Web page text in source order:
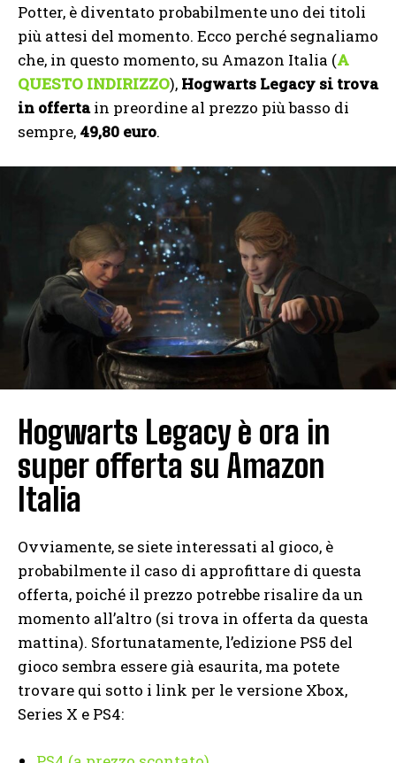
Potter, è diventato probabilmente uno dei titoli
più attesi del momento. Ecco perché segnaliamo
che, in questo momento, su Amazon Italia (A
QUESTO INDIRIZZO), Hogwarts Legacy si trova
in offertain preordine al prezzo più basso di
sempre, 49,80 euro.
Hogwarts Legacy è ora in
super offerta su Amazon
Italia
Ovviamente, se siete interessati al gioco, è
probabilmente il caso di approfittare di questa
offerta, poiché il prezzo potrebbe risalire da un
momento all’altro (si trova in offerta da questa
mattina). Sfortunatamente, l’edizione PS5 del
gioco sembra essere già esaurita, ma potete
trovare qui sotto i link per le versione Xbox,
Series X e PS4: